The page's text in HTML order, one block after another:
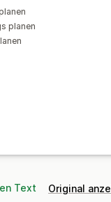
planen
Text Original